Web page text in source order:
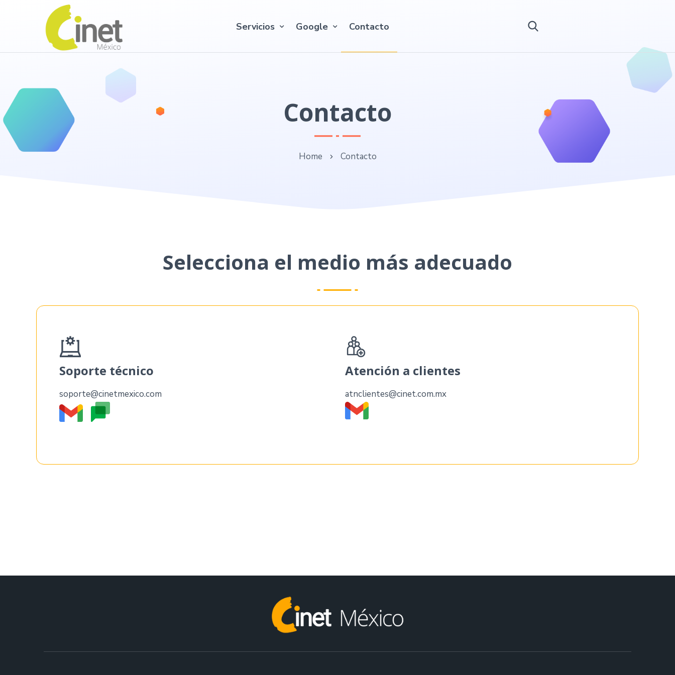
Servicios Google Contacto
Contacto
Home Contacto
Selecciona el medio más adecuado
Soporte técnico
soporte@cinetmexico.com
Atención a clientes
atnclientes@cinet.com.mx